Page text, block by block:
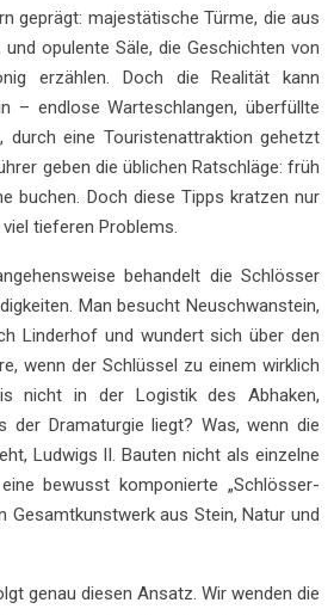
geprägt: majestätische Türme, die aus
und opulente Säle, die Geschichten von
erzählen. Doch die Realität kann
– endlose Warteschlangen, überfüllte
durch eine Touristenattraktion gehetzt
geben die üblichen Ratschläge: früh
buchen. Doch diese Tipps kratzen nur
tieferen Problems.
behandelt die Schlösser
Man besucht Neuschwanstein,
Linderhof und wundert sich über den
wenn der Schlüssel zu einem wirklich
nicht in der Logistik des Abhaken,
der Dramaturgie liegt? Was, wenn die
Ludwigs II. Bauten nicht als einzelne
bewusst komponierte „Schlösser-
Gesamtkunstwerk aus Stein, Natur und
genau diesen Ansatz. Wir wenden die